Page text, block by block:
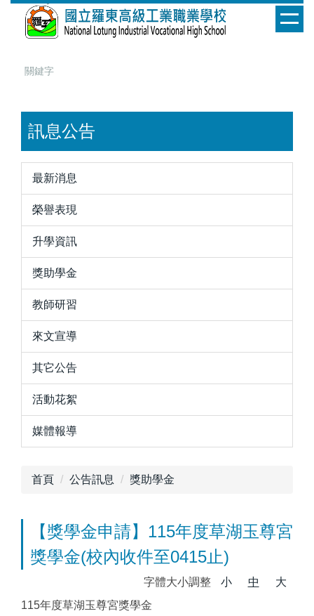
訊息公告
最新消息
榮譽表現
升學資訊
獎助學金
教師研習
來文宣導
其它公告
活動花絮
媒體報導
首頁 公告訊息 獎助學金
【獎學金申請】115年度草湖玉尊宮
獎學金(校內收件至0415止)
字體大小調整 小 中
大
115年度草湖玉尊宮獎學金